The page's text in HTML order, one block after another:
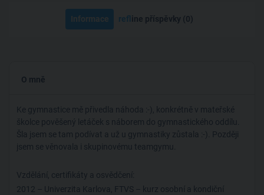
Informace ref line příspěvky (0)
O mně
Ke gymnastice mě přivedla náhoda :-), konkrétně v mateřské
školce pověšený letáček s náborem do gymnastického oddílu.
Šla jsem se tam podívat a už u gymnastiky zůstala :-). Později
jsem se věnovala i skupinovému teamgymu.
Vzdělání, certifikáty a osvědčení:
2012 – Univerzita Karlova, FTVS – kurz osobní a kondiční